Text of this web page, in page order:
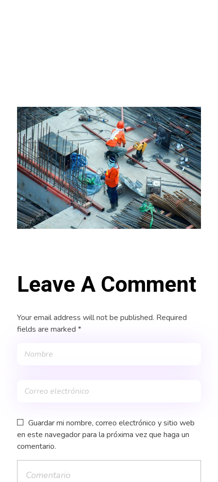
Leave A Comment
Your email address will not be published. Required
fields are marked *
Guardar mi nombre, correo electrónico y sitio web
en este navegador para la próxima vez que haga un
comentario.